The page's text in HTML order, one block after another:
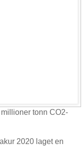
tonn CO2-
2020 laget en